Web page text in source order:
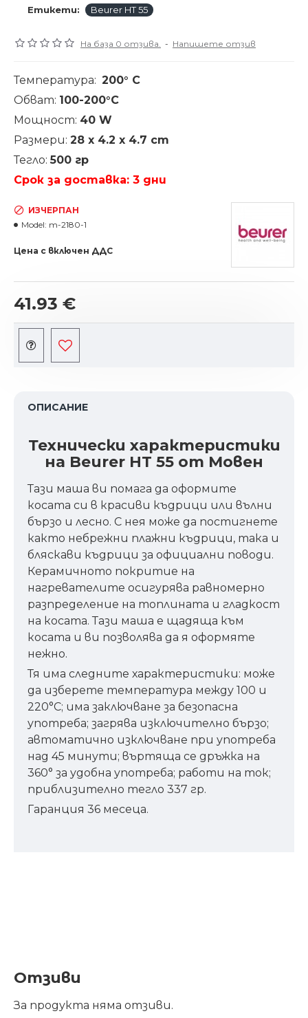
Етикети: Beurer HT 55
На база 0 отзива. - Напишете отзив
41.93 €
ИЗЧЕРПАН
Model: m-2180-1
Цена с включен ДДС
Температура: 200° C
Обват: 100-200°C
Мощност: 40 W
Размери: 28 x 4.2 x 4.7 cm
Тегло:500 гр
Срок за доставка: 3 дни
ОПИСАНИЕ
Технически характеристики
на Beurer HT 55 от Мовен
Тази маша ви помага да оформите
косата си в красиви къдрици или вълни
бързо и лесно. С нея може да постигнете
както небрежни плажни къдрици, така и
бляскави къдрици за официални поводи.
Керамичното покритие на
нагревателите осигурява равномерно
разпределение на топлината и гладкост
на косата. Тази маша е щадяща към
косата и ви позволява да я оформяте
нежно.
Тя има следните характеристики: може
да изберете температура между 100 и
220°C; има заключване за безопасна
употреба; загрява изключително бързо;
автоматично изключване при употреба
над 45 минути; въртяща се дръжка на
360° за удобна употреба; работи на ток;
приблизително тегло 337 гр.
Гаранция 36 месеца.
Отзиви
За продукта няма отзиви.